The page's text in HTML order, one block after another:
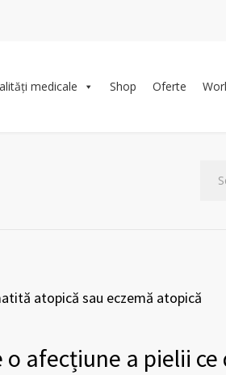
medicale Shop Oferte
atopică sau eczemă atopică
o afecțiune a pielii